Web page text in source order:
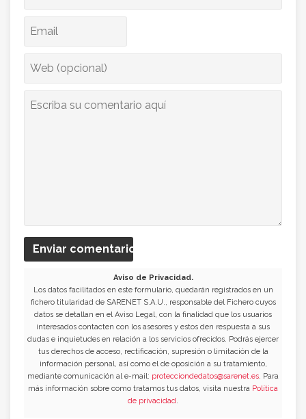
Enviar comentario
Aviso de Privacidad.
Los datos facilitados en este formulario, quedarán registrados en un
fichero titularidad de SARENET S.A.U., responsable del Fichero cuyos
datos se detallan en el Aviso Legal, con la finalidad que los usuarios
interesados contacten con los asesores y estos den respuesta a sus
dudas e inquietudes en relación a los servicios ofrecidos. Podrás ejercer
tus derechos de acceso, rectificación, supresión o limitación de la
información personal, así como el de oposición a su tratamiento,
mediante comunicación al e-mail: protecciondedatos@sarenet.es. Para
más información sobre como tratamos tus datos, visita nuestra Política
de privacidad.